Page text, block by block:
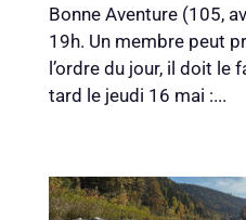
Bonne Aventure (105,
19h. Un membre peut
l’ordre du jour, il doit le
tard le jeudi 16 mai :...